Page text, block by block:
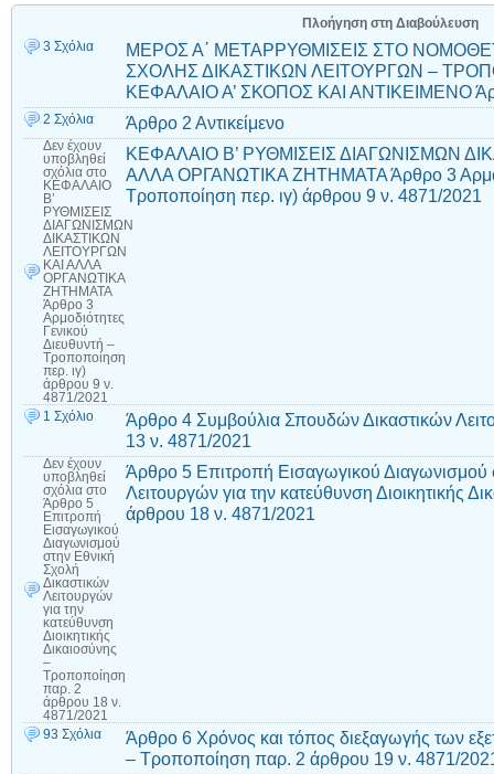
Πλοήγηση στη Διαβούλευση
3 Σχόλια
ΜΕΡΟΣ Α΄ ΜΕΤΑΡΡΥΘΜΙΣΕΙΣ ΣΤΟ
ΣΧΟΛΗΣ ΔΙΚΑΣΤΙΚΩΝ ΛΕΙΤΟΥΡΓΩΝ –
ΚΕΦΑΛΑΙΟ Α’ ΣΚΟΠΟΣ ΚΑΙ ΑΝΤΙΚΕΙΜΕΝΟ
2 Σχόλια Άρθρο 2 Αντικείμενο
Δεν έχουν
υποβληθεί
σχόλια στο
ΚΕΦΑΛΑΙΟ
Β’
ΡΥΘΜΙΣΕΙΣ
ΔΙΑΓΩΝΙΣΜΩΝ
ΔΙΚΑΣΤΙΚΩΝ
ΛΕΙΤΟΥΡΓΩΝ
ΚΑΙ ΑΛΛΑ
ΟΡΓΑΝΩΤΙΚΑ
ΖΗΤΗΜΑΤΑ
Άρθρο 3
Αρμοδιότητες
Γενικού
Διευθυντή –
Τροποποίηση
περ. ιγ)
άρθρου 9 ν.
4871/2021
ΚΕΦΑΛΑΙΟ Β’ ΡΥΘΜΙΣΕΙΣ ΔΙΑΓΩΝΙΣΜΩΝ
ΑΛΛΑ ΟΡΓΑΝΩΤΙΚΑ ΖΗΤΗΜΑΤΑ Άρθρο 3
Τροποποίηση περ. ιγ) άρθρου 9 ν. 4871/2021
1 Σχόλιο
Άρθρο 4 Συμβούλια Σπουδών Δικαστικών
13 ν. 4871/2021
Δεν έχουν
υποβληθεί
σχόλια στο
Άρθρο 5
Επιτροπή
Εισαγωγικού
Διαγωνισμού
στην Εθνική
Σχολή
Δικαστικών
Λειτουργών
για την
κατεύθυνση
Διοικητικής
Δικαιοσύνης
–
Τροποποίηση
παρ. 2
άρθρου 18 ν.
4871/2021
Άρθρο 5 Επιτροπή Εισαγωγικού Διαγωνισμού
Λειτουργών για την κατεύθυνση Διοικητικής
άρθρου 18 ν. 4871/2021
93 Σχόλια
Άρθρο 6 Χρόνος και τόπος διεξαγωγής των
– Τροποποίηση παρ. 2 άρθρου 19 ν. 4871/